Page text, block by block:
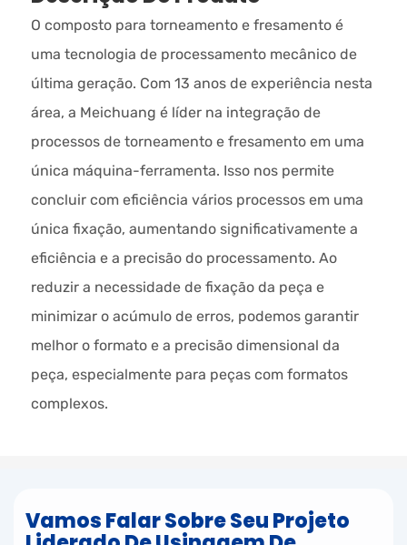
O composto para torneamento e fresamento é
uma tecnologia de processamento mecânico de
última geração. Com 13 anos de experiência nesta
área, a Meichuang é líder na integração de
processos de torneamento e fresamento em uma
única máquina-ferramenta. Isso nos permite
concluir com eficiência vários processos em uma
única fixação, aumentando significativamente a
eficiência e a precisão do processamento. Ao
reduzir a necessidade de fixação da peça e
minimizar o acúmulo de erros, podemos garantir
melhor o formato e a precisão dimensional da
peça, especialmente para peças com formatos
complexos.
Vamos Falar Sobre Seu Projeto